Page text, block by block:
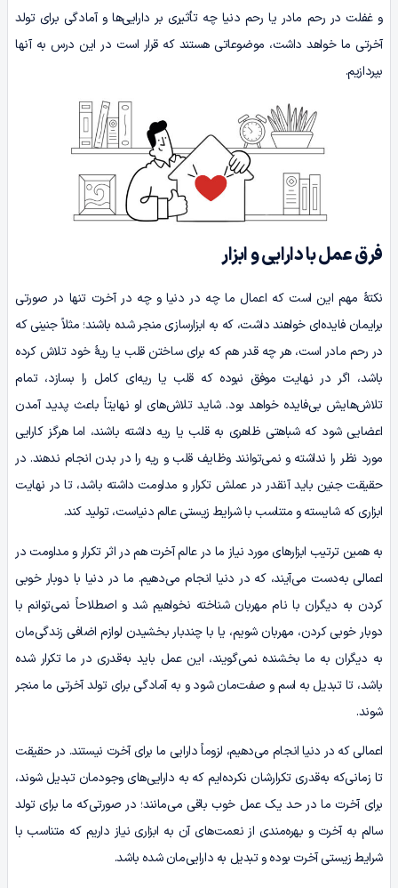
و غفلت در رحم مادر یا رحم دنیا چه تأثیری بر دارایی‌ها و آمادگی برای تولد
آخرتی ما خواهد داشت، موضوعاتی هستند که قرار است در این درس به آنها
بپردازیم.
فرق عمل با دارایی و ابزار
نکتۀ مهم این است که اعمال ما چه در دنیا و چه در آخرت تنها در صورتی
برایمان فایده‌ای خواهند داشت، که به ابزارسازی منجر شده باشند؛ مثلاً جنینی که
در رحم مادر است، هر چه قدر هم که برای ساختن قلب یا ریۀ خود تلاش کرده
باشد، اگر در نهایت موفق نبوده که قلب یا ریه‌ای کامل را بسازد، تمام
تلاش‌هایش بی‌فایده خواهد بود. شاید تلاش‌های او نهایتاً باعث پدید آمدن
اعضایی شود که شباهتی ظاهری به قلب یا ریه داشته باشند، اما هرگز کارایی
مورد نظر را نداشته و نمی‌توانند وظایف قلب و ریه را در بدن انجام ندهند. در
حقیقت جنین باید آنقدر در عملش تکرار و مداومت داشته باشد، تا در نهایت
ابزاری که شایسته و متناسب با شرایط زیستی عالم دنیاست، تولید کند.
به همین ترتیب ابزارهای مورد نیاز ما در عالم آخرت هم در اثر تکرار و مداومت در
اعمالی به‌دست می‌آیند، که در دنیا انجام می‌دهیم. ما در دنیا با دوبار خوبی
کردن به دیگران با نام مهربان شناخته نخواهیم شد و اصطلاحاً نمی‌توانم با
دوبار خوبی کردن، مهربان شویم، یا با چندبار بخشیدن لوازم اضافی زندگی‌مان
به دیگران به ما بخشنده نمی‌گویند، این عمل باید به‌قدری در ما تکرار شده
باشد، تا تبدیل به اسم و صفت‌مان شود و به آمادگی برای تولد آخرتی ما منجر
شوند.
اعمالی که در دنیا انجام می‌دهیم، لزوماً دارایی ما برای آخرت نیستند. در حقیقت
تا زمانی‌که به‌قدری تکرارشان نکرده‌ایم که به دارایی‌های وجودمان تبدیل شوند،
برای آخرت ما در حد یک عمل خوب باقی می‌مانند؛ در صورتی‌که ما برای تولد
سالم به آخرت و بهره‌مندی از نعمت‌های آن به ابزاری نیاز داریم که متناسب با
شرایط زیستی آخرت بوده و تبدیل به دارایی‌مان شده باشد.